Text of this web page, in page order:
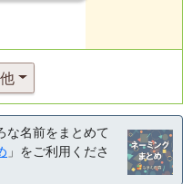
他
な名前をまとめて
」をご利用くださ